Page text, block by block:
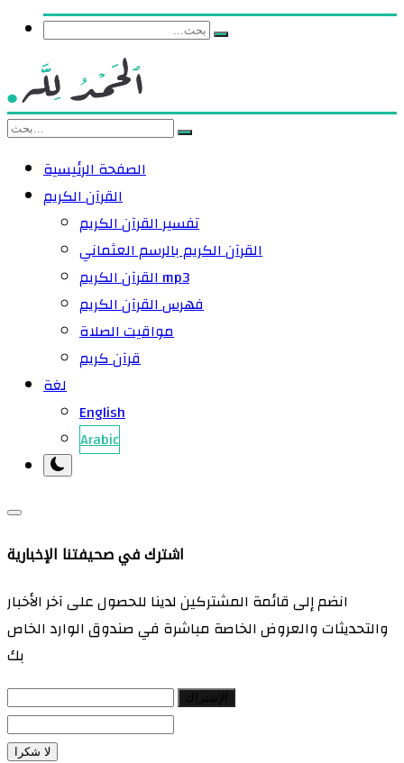
الصفحة الرئيسية
القرآن الكريم
تفسير القرآن الكريم
القرآن الكريم بالرسم العثماني
القرآن الكريم mp3
فهرس القرآن الكريم
مواقيت الصلاة
قرآن كريم
لغة
English
Arabic
اشترك في صحيفتنا الإخبارية
انضم إلى قائمة المشتركين لدينا للحصول على آخر الأخبار
والتحديثات والعروض الخاصة مباشرة في صندوق الوارد الخاص
بك
لا شكرا